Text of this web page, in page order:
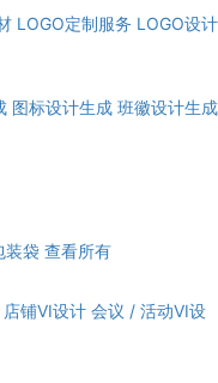
LOGO定制服务 LOGO设计
图标设计生成 班徽设计生成
装袋 查看所有
铺VI设计 会议 / 活动VI设